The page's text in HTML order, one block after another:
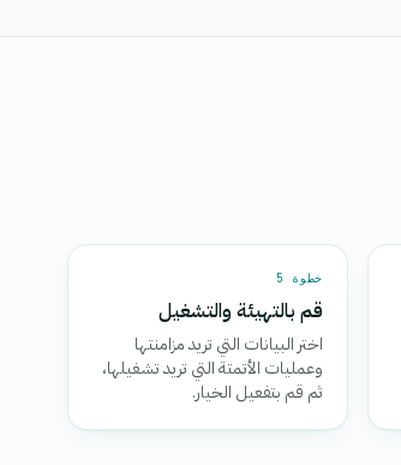
خطوة 5
قم بالتهيئة والتشغيل
اختر البيانات التي تريد مزامنتها
وعمليات الأتمتة التي تريد تشغيلها،
ثم قم بتفعيل الخيار.